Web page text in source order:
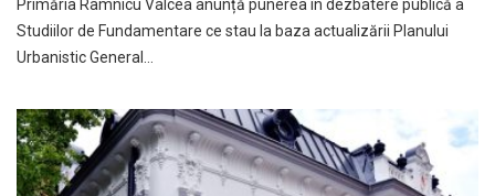
Primăria Râmnicu Vâlcea anunță punerea în dezbatere publică a
Studiilor de Fundamentare ce stau la baza actualizării Planului
Urbanistic General…